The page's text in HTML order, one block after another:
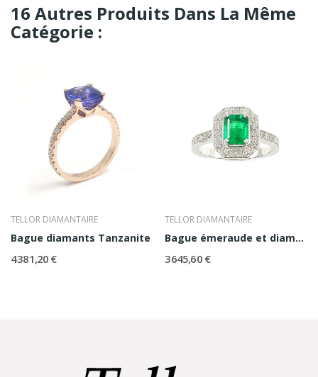
16 Autres Produits Dans La Même
Catégorie :
TELLOR DIAMANTAIRE
Bague diamants Tanzanite
4 381,20 €
TELLOR DIAMANTAIRE
Bague émeraude et diamants "Rose"
3 645,60 €